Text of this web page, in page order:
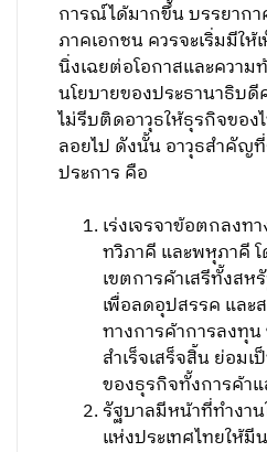
การณ์ได้มากขึ้น บรรยาก
ภาคเอกชน ควรจะเริ่มมีใ
นิ่งเฉยต่อโอกาสและความ
นโยบายของประธานาธิบ
ไม่รีบติดอาวุธให้ธุรกิจของ
ลอยไป ดังนั้น อาวุธสำคัญ
ประการ คือ
เร่งเจรจาข้อตกลงท
ทวิภาคี และพหุภาคี โ
เขตการค้าเสรีทั้งสห
เพื่อลดอุปสรรค และ
ทางการค้าการลงทุน
สำเร็จเสร็จสิ้น ย่อม
ของธุรกิจทั้งการค้า
รัฐบาลมีหน้าที่ทำงา
แห่งประเทศไทยให้มี